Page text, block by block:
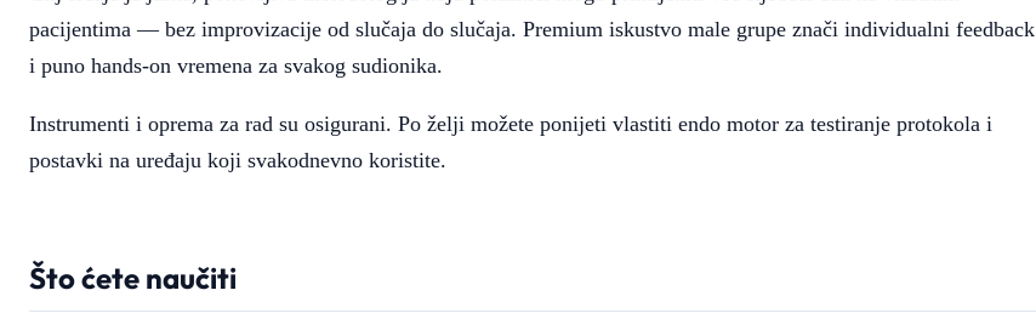
pacijentima — bez improvizacije od slučaja do slučaja. Premium iskustvo male grupe znači individualni feedback
i puno hands-on vremena za svakog sudionika.
Instrumenti i oprema za rad su osigurani. Po želji možete ponijeti vlastiti endo motor za testiranje protokola i
postavki na uređaju koji svakodnevno koristite.
Što ćete naučiti